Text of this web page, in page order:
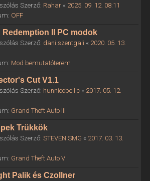
Szerző: Rahar« 2025. 09. 12. 08:11
OFF
Redemption II PC modok
Szerző: dani.szentgali « 2020. 05. 13.
Mod bemutatóterem
Cut V1.1
Szerző: hunnicobellic« 2017. 05. 12.
Grand Theft Auto III
Trükkök
Szerző: STEVEN SMG « 2017. 03. 13.
Grand Theft Auto V
Palik és Czollner